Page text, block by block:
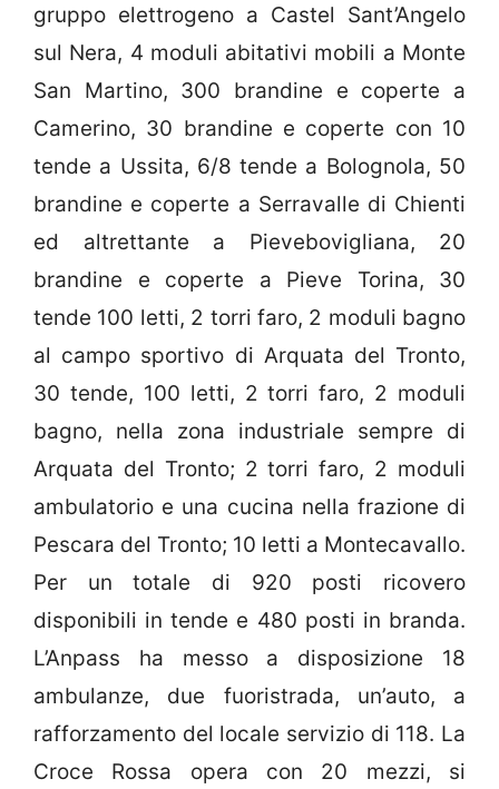
gruppo elettrogeno a Castel Sant’Angelo
sul Nera, 4 moduli abitativi mobili a Monte
San Martino, 300 brandine e coperte a
Camerino, 30 brandine e coperte con 10
tende a Ussita, 6/8 tende a Bolognola, 50
brandine e coperte a Serravalle di Chienti
ed altrettante a Pievebovigliana, 20
brandine e coperte a Pieve Torina, 30
tende 100 letti, 2 torri faro, 2 moduli bagno
al campo sportivo di Arquata del Tronto,
30 tende, 100 letti, 2 torri faro, 2 moduli
bagno, nella zona industriale sempre di
Arquata del Tronto; 2 torri faro, 2 moduli
ambulatorio e una cucina nella frazione di
Pescara del Tronto; 10 letti a Montecavallo.
Per un totale di 920 posti ricovero
disponibili in tende e 480 posti in branda.
L’Anpass ha messo a disposizione 18
ambulanze, due fuoristrada, un’auto, a
rafforzamento del locale servizio di 118. La
Croce Rossa opera con 20 mezzi, si